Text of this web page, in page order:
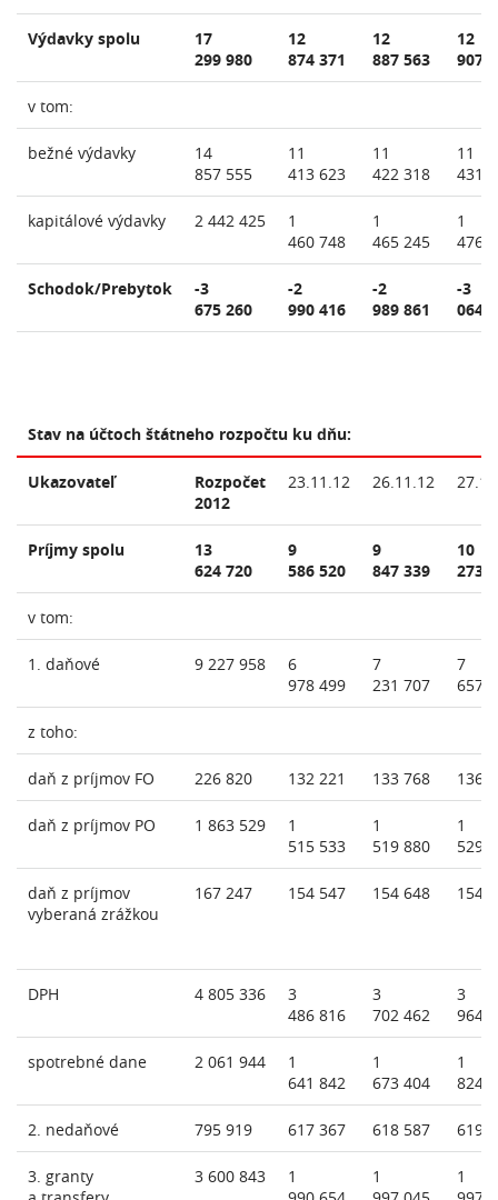
Výdavky spolu
17
299 980
12
874 371
12
887 563
12
907
v tom:
bežné výdavky
14
857 555
11
413 623
11
422 318
11
431
kapitálové výdavky 2 442 425
1
460 748
1
465 245
1
476
Schodok/Prebytok
-3
675 260
-2
990 416
-2
989 861
-3
064
Stav na účtoch štátneho rozpočtu ku dňu:
Ukazovateľ
Rozpočet
2012
23.11.12 26.11.12
Príjmy spolu
13
624 720
9
586 520
9
847 339
10
273
v tom:
1. daňové 9 227 958
6
978 499
7
231 707
7
657
z toho:
daň z príjmov FO 226 820 132 221 133 768 136
daň z príjmov PO 1 863 529
1
515 533
1
519 880
1
529
daň z príjmov
vyberaná zrážkou
167 247 154 547 154 648 154
DPH 4 805 336
3
486 816
3
702 462
3
964
spotrebné dane 2 061 944
1
641 842
1
673 404
1
824
2. nedaňové 795 919 617 367 618 587 619
3. granty
3 600 843
1
1
1